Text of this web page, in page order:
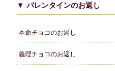
バレンタインのお返し
本命チョコのお返し
義理チョコのお返し